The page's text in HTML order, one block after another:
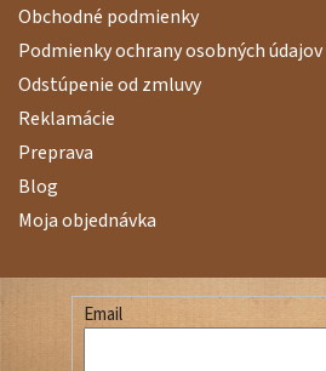
Obchodné podmienky
Podmienky ochrany osobných údajov
Odstúpenie od zmluvy
Reklamácie
Preprava
Blog
Moja objednávka
Email